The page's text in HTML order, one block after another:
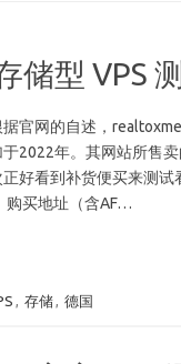
储型 VPS
据官网的自述，
于2022年。其网站所售
正好看到补货便买来测试
购买地址（含AF…
, 存储, 德国